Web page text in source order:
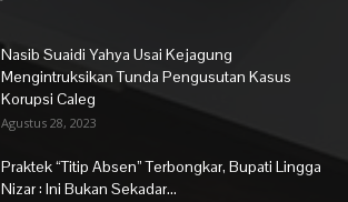
Nasib Suaidi Yahya Usai Kejagung
Mengintruksikan Tunda Pengusutan Kasus
Korupsi Caleg
Agustus 28, 2023
Praktek “Titip Absen” Terbongkar, Bupati Lingga
Nizar : Ini Bukan Sekadar...